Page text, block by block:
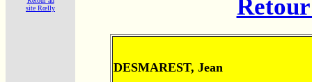
site Rœlly
DESMAREST, Jean